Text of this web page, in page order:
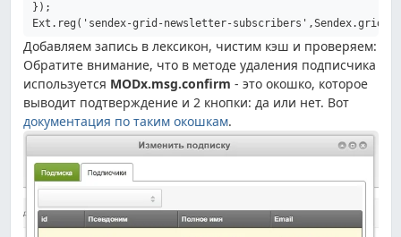
});
Добавляем запись в лексикон, чистим кэш и проверяем:
Обратите внимание, что в методе удаления подписчика
используется MODx.msg.confirm - это окошко, которое
выводит подтверждение и 2 кнопки: да или нет. Вот
документация по таким окошкам.